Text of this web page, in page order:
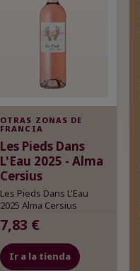
OTRAS ZONAS DE
FRANCIA
Les Pieds Dans
L'Eau 2025 - Alma
Cersius
Les Pieds Dans L'Eau
2025 Alma Cersius
7,83 €
Ir a la tienda